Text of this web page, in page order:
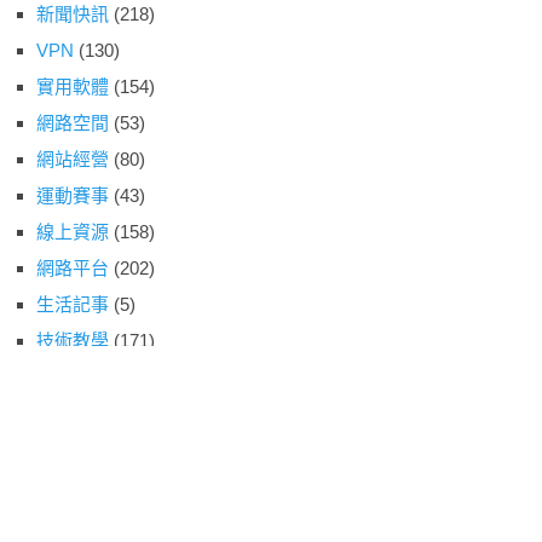
新聞快訊 (218)
VPN (130)
實用軟體 (154)
網路空間 (53)
網站經營 (80)
運動賽事 (43)
線上資源 (158)
網路平台 (202)
生活記事 (5)
技術教學 (171)